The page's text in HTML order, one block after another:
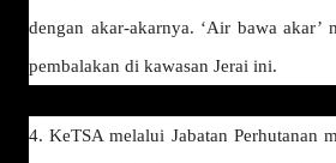
dengan akar-akarnya. ‘Air bawa akar’
pembalakan di kawasan Jerai ini.
4. KeTSA melalui Jabatan Perhutanan